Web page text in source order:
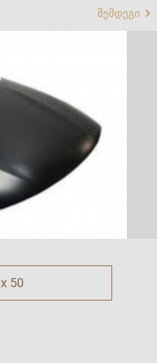
შემდეგი
50